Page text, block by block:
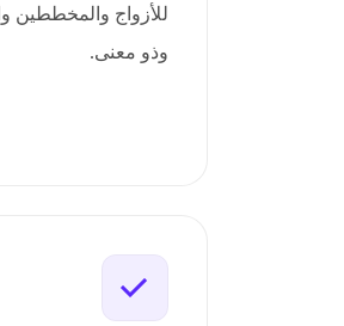
للأزواج والمخططين
وذو معنى.